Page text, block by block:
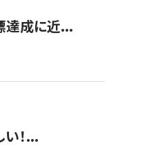
達成に近...
！...